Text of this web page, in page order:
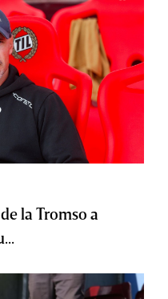
la Tromso a